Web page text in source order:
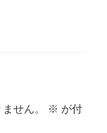
せん。 ※ が付